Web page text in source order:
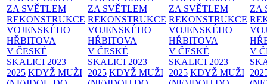
ZA SVĚTLEM
REKONSTRUKCE
VOJENSKÉHO
HŘBITOVA
V ČESKÉ
SKALICI 2023–
2025 KDYŽ MUŽI
ZA SVĚTLEM
REKONSTRUKCE
VOJENSKÉHO
HŘBITOVA
V ČESKÉ
SKALICI 2023–
2025 KDYŽ MUŽI
ZA SVĚTLEM
REKONSTRUKCE
VOJENSKÉHO
HŘBITOVA
V ČESKÉ
SKALICI 2023–
2025 KDYŽ MUŽI
ZA
V